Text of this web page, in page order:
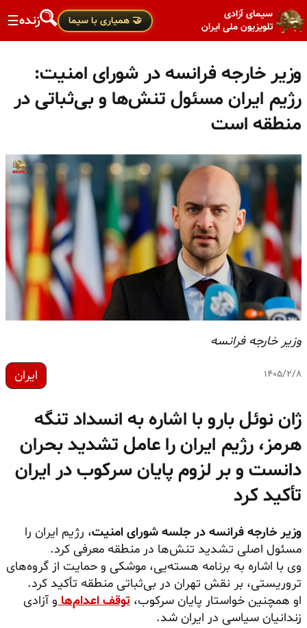
سیمای آزادی
تلویزیون ملی ایران
🤝 همیاری با سیما زنده☰
وزیر خارجه فرانسه در شورای امنیت:
رژیم ایران مسئول تنش‌ها و بی‌ثباتی در
منطقه است
وزیر خارجه فرانسه
۱۴۰۵/۲/۸ ایران
ژان نوئل بارو با اشاره به انسداد تنگه
هرمز، رژیم ایران را عامل تشدید بحران
دانست و بر لزوم پایان سرکوب در ایران
تأکید کرد
وزیر خارجه فرانسه در جلسه شورای امنیت، رژیم ایران را
مسئول اصلی تشدید تنش‌ها در منطقه معرفی کرد.
وی با اشاره به برنامه هسته‌یی، موشکی و حمایت از گروه‌های
تروریستی، بر نقش تهران در بی‌ثباتی منطقه تأکید کرد.
او همچنین خواستار پایان سرکوب، توقف اعدام‌هاو آزادی
زندانیان سیاسی در ایران شد.